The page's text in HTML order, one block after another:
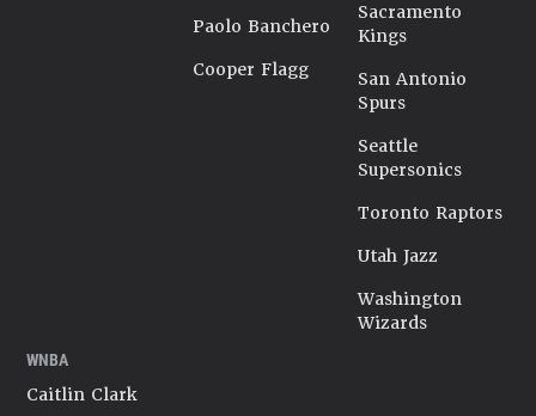
Paolo Banchero
Cooper Flagg
Sacramento
Kings
San Antonio
Spurs
Seattle
Supersonics
Toronto Raptors
Utah Jazz
Washington
Wizards
WNBA
Caitlin Clark